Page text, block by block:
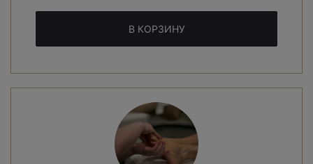
В КОРЗИНУ